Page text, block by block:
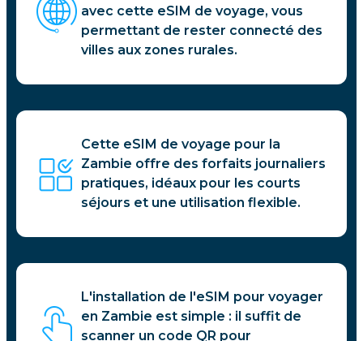
avec cette eSIM de voyage, vous
permettant de rester connecté des
villes aux zones rurales.
Cette eSIM de voyage pour la
Zambie offre des forfaits journaliers
pratiques, idéaux pour les courts
séjours et une utilisation flexible.
L'installation de l'eSIM pour voyager
en Zambie est simple : il suffit de
scanner un code QR pour